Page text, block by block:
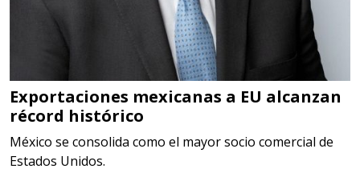
SCRAP
Especificaciones:
Somos Proveedores de GESTION
DE RESIDUOS Y DESTRUCCION
FISCAL
Aplicar al Requerimiento
Exportaciones mexicanas a EU alcanzan
récord histórico
México se consolida como el mayor socio comercial de
Estados Unidos.